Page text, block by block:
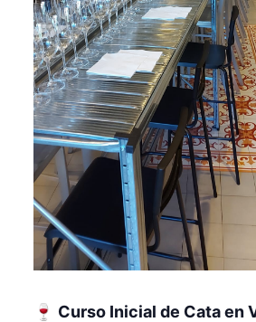
🍷 Curso Inicial de Cata en